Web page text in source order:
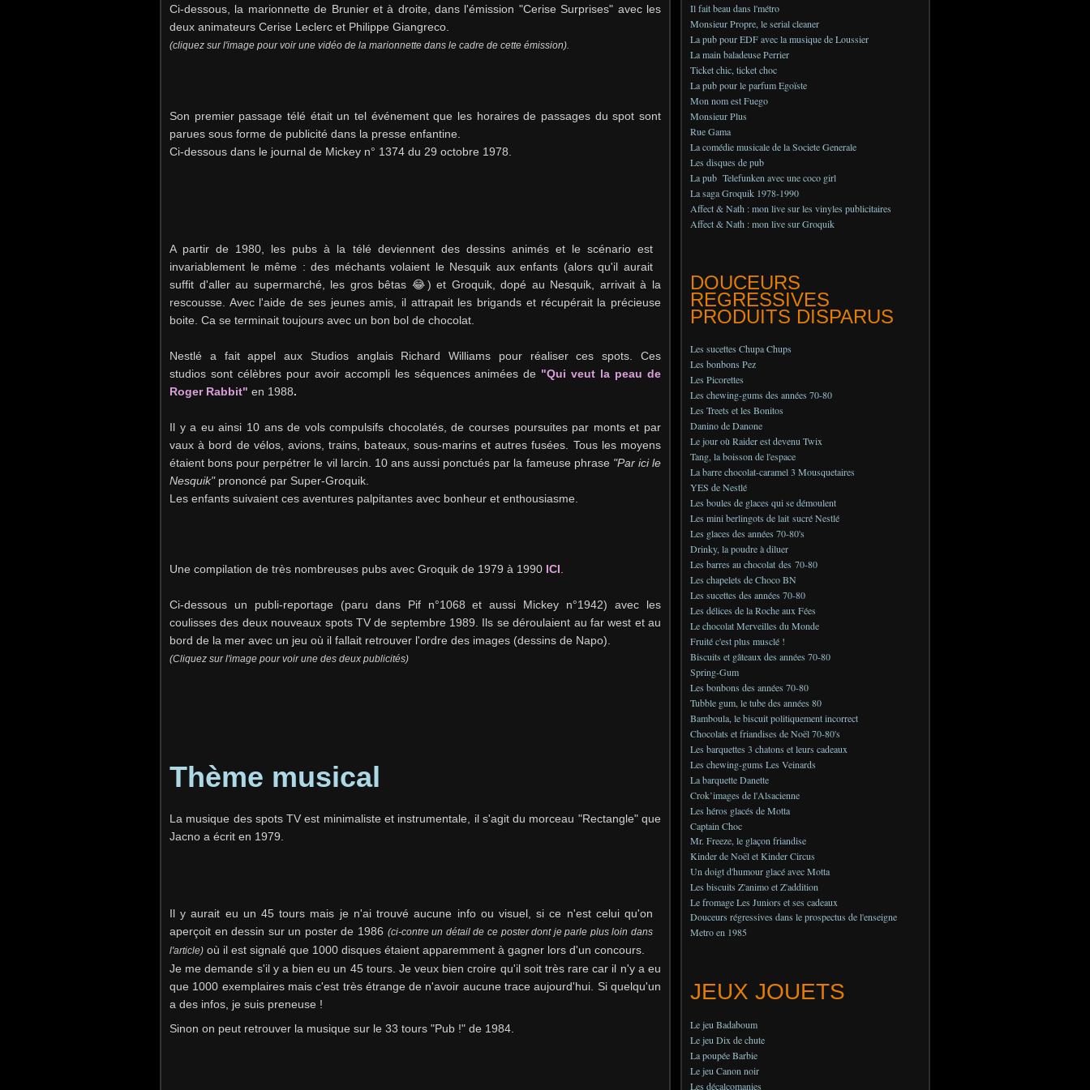
Ci-dessous, la marionnette de Brunier et à droite, dans l'émission "Cerise Surprises" avec les
deux animateurs Cerise Leclerc et Philippe Giangreco.
(cliquez sur l'image pour voir une vidéo de la marionnette dans le cadre de cette émission).
Son premier passage télé était un tel événement que les horaires de passages du spot sont
parues sous forme de publicité dans la presse enfantine.
Ci-dessous dans le journal de Mickey n° 1374 du 29 octobre 1978.
A partir de 1980, les pubs à la télé deviennent des dessins animés et le scénario est
invariablement le même : des méchants volaient le Nesquik aux enfants (alors qu'il aurait
suffit d'aller au supermarché, les gros bêtas 😂) et Groquik, dopé au Nesquik, arrivait à la
rescousse. Avec l'aide de ses jeunes amis, il attrapait les brigands et récupérait la précieuse
boite. Ca se terminait toujours avec un bon bol de chocolat.
Nestlé a fait appel aux Studios anglais Richard Williams pour réaliser ces spots. Ces
studios sont célèbres pour avoir accompli les séquences animées de "Qui veut la peau de
Roger Rabbit" en 1988.
Il y a eu ainsi 10 ans de vols compulsifs chocolatés, de courses poursuites par monts et par
vaux à bord de vélos, avions, trains, bateaux, sous-marins et autres fusées. Tous les moyens
étaient bons pour perpétrer le vil larcin. 10 ans aussi ponctués par la fameuse phrase "Par ici le
Nesquik"prononcé par Super-Groquik.
Les enfants suivaient ces aventures palpitantes avec bonheur et enthousiasme.
Une compilation de très nombreuses pubs avec Groquik de 1979 à 1990 ICI
Ci-dessous un publi-reportage (paru dans Pif n°1068 et aussi Mickey n°1942) avec les
coulisses des deux nouveaux spots TV de septembre 1989. Ils se déroulaient au far west et au
bord de la mer avec un jeu où il fallait retrouver l'ordre des images (dessins de Napo).
(Cliquez sur l'image pour voir une des deux publicités)
Thème musical
La musique des spots TV est minimaliste et instrumentale, il s'agit du morceau "Rectangle" que
Jacno a écrit en 1979.
Il y aurait eu un 45 tours mais je n'ai trouvé aucune info ou visuel, si ce n'est celui qu'on
aperçoit en dessin sur un poster de 1986 (ci-contre un détail de ce poster dont je parle plus loin dans
l'article) où il est signalé que 1000 disques étaient apparemment à gagner lors d'un concours.
Je me demande s'il y a bien eu un 45 tours. Je veux bien croire qu'il soit très rare car il n'y a eu
que 1000 exemplaires mais c'est très étrange de n'avoir aucune trace aujourd'hui. Si quelqu'un
a des infos, je suis preneuse !
Sinon on peut retrouver la musique sur le 33 tours "Pub !" de 1984.
Il fait beau dans l'métro
Monsieur Propre, le serial cleaner
La pub pour EDF avec la musique de Loussier
La main baladeuse Perrier
Ticket chic, ticket choc
La pub pour le parfum Egoïste
Mon nom est Fuego
Monsieur Plus
Rue Gama
La comédie musicale de la Societe Generale
Les disques de pub
La pub Telefunken avec une coco girl
La saga Groquik 1978-1990
Affect & Nath : mon live sur les vinyles publicitaires
Affect & Nath : mon live sur Groquik
DOUCEURS
REGRESSIVES
PRODUITS DISPARUS
Les sucettes Chupa Chups
Les bonbons Pez
Les Picorettes
Les chewing-gums des années 70-80
Les Treets et les Bonitos
Danino de Danone
Le jour où Raider est devenu Twix
Tang, la boisson de l'espace
La barre chocolat-caramel 3 Mousquetaires
YES de Nestlé
Les boules de glaces qui se démoulent
Les mini berlingots de lait sucré Nestlé
Les glaces des années 70-80's
Drinky, la poudre à diluer
Les barres au chocolat des 70-80
Les chapelets de Choco BN
Les sucettes des années 70-80
Les délices de la Roche aux Fées
Le chocolat Merveilles du Monde
Fruité c'est plus musclé !
Biscuits et gâteaux des années 70-80
Spring-Gum
Les bonbons des années 70-80
Tubble gum, le tube des années 80
Bamboula, le biscuit politiquement incorrect
Chocolats et friandises de Noël 70-80's
Les barquettes 3 chatons et leurs cadeaux
Les chewing-gums Les Veinards
La barquette Danette
Crok’images de l'Alsacienne
Les héros glacés de Motta
Captain Choc
Mr. Freeze, le glaçon friandise
Kinder de Noël et Kinder Circus
Un doigt d'humour glacé avec Motta
Les biscuits Z'animo et Z'addition
Le fromage Les Juniors et ses cadeaux
Douceurs régressives dans le prospectus de l'enseigne
Metro en 1985
JEUX JOUETS
Le jeu Badaboum
Le jeu Dix de chute
La poupée Barbie
Le jeu Canon noir
Les décalcomanies